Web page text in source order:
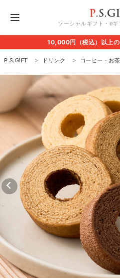
ソーシャルギフト・e
10,000円（税込）以上の
P.S.GIFT ドリンク コーヒー・お茶